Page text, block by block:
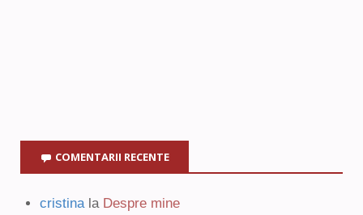
COMENTARII RECENTE
cristinala Despre mine